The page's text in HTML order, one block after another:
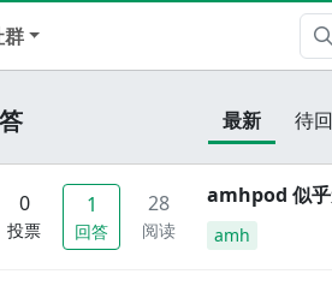
群
最新 待
0
投票
1
回答
28
阅读
amhpod 似乎
amh